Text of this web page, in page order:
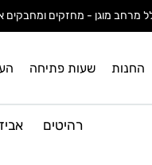
מרחב מוגן - מחזקים ומחבקים
החנות שעות פתיחה
רהיטים